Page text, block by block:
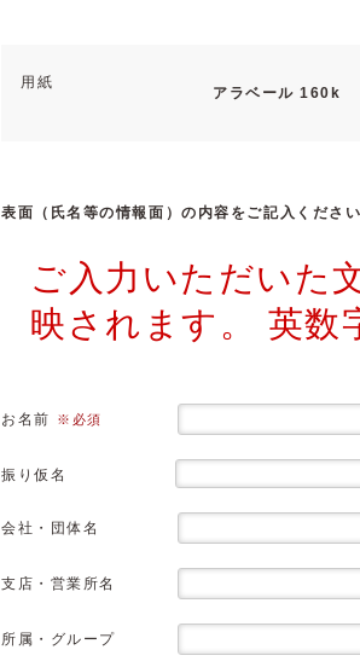
用紙
アラベール 160k
表面（氏名等の情報面）の内容をご記入くださ
ご入力いただいた
映されます。 英数
お名前 ※必須
振り仮名
会社・団体名
支店・営業所名
所属・グループ